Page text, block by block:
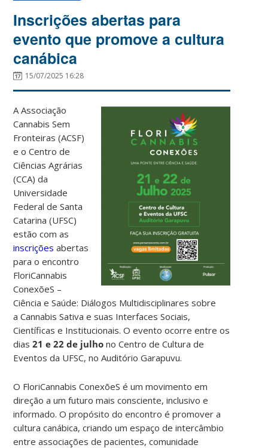
Inscrições abertas para
evento que promove a cultura
canábica
15/07/2025 16:28
A Associação
Cannabis Sem
Fronteiras (ACSF)
e o Centro de
Ciências Agrárias
(CCA) da
Universidade
Federal de Santa
Catarina (UFSC)
estão com as
inscriçõesabertas
para o encontro
FloriCannabis
ConexõeS –
Ciência e Saúde: Diálogos Multidisciplinares sobre
aCannabis Sativa e suas Interfaces Sociais,
Científicas e Institucionais. O evento ocorre entre os
dias 21 e 22 de julho no Centro de Cultura de
Eventos da UFSC, no Auditório Garapuvu.
O FloriCannabis ConexõeS é um movimento em
direção a um futuro mais consciente, inclusivo e
informado. O propósito do encontro é promover a
cultura canábica, criando um espaço de intercâmbio
entre associações de pacientes, comunidade